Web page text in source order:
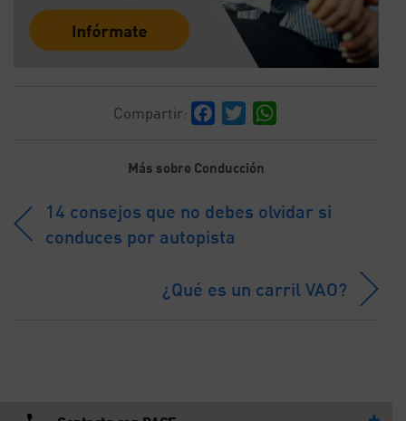
Compartir: Facebook
Twitter
Más sobre Conducción
14 consejos que no debes olvidar si
conduces por autopista
¿Qué es un carril VAO?